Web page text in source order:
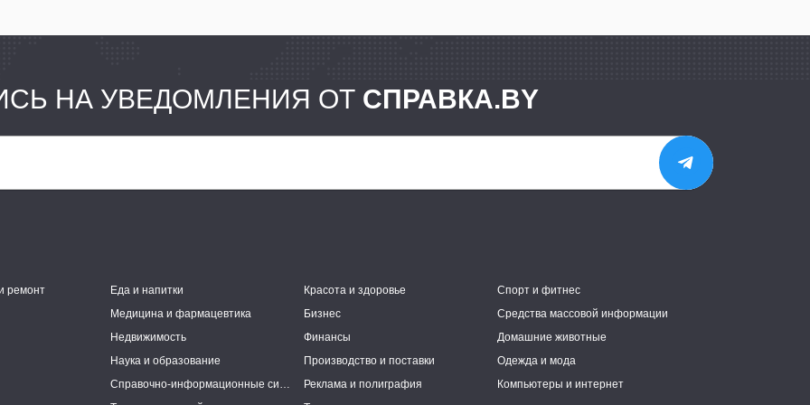
НА УВЕДОМЛЕНИЯ ОТ СПРАВКА.BY
ремонт Еда и напитки Красота и здоровье
Спорт и фитнес
Медицина и фармацевтика
Бизнес
Средства массовой информации
Недвижимость
Финансы
Домашние животные
Наука и образование
Производство и поставки
Одежда и мода
Справочно-информационные системы
Реклама и полиграфия
Компьютеры и интернет